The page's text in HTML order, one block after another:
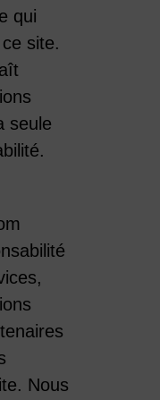
qui
site.
seule
Nous